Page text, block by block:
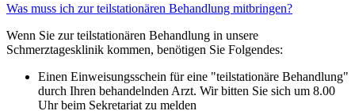
Was muss ich zur teilstationären Behandlung mitbringen?
Wenn Sie zur teilstationären Behandlung in unsere
Schmerztagesklinik kommen, benötigen Sie Folgendes:
Einen Einweisungsschein für eine "teilstationäre Behandlung"
durch Ihren behandelnden Arzt. Wir bitten Sie sich um 8.00
Uhr beim Sekretariat zu melden